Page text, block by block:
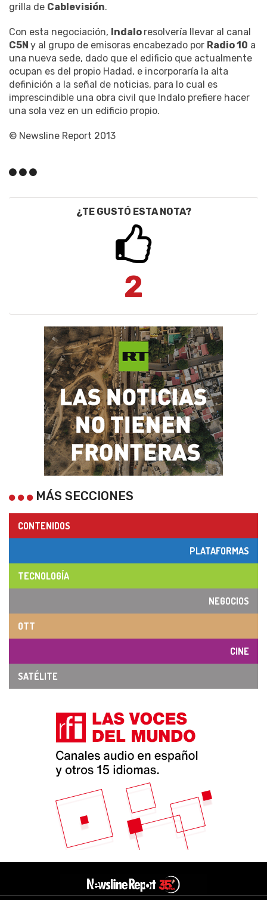
grilla de Cablevisión.
Con esta negociación, Indalo resolvería llevar al canal
C5N y al grupo de emisoras encabezado por Radio 10 a
una nueva sede, dado que el edificio que actualmente
ocupan es del propio Hadad, e incorporaría la alta
definición a la señal de noticias, para lo cual es
imprescindible una obra civil que Indalo prefiere hacer
una sola vez en un edificio propio.
© Newsline Report 2013
¿TE GUSTÓ ESTA NOTA?
2
MÁS SECCIONES
CONTENIDOS
PLATAFORMAS
TECNOLOGÍA
NEGOCIOS
OTT
CINE
SATÉLITE